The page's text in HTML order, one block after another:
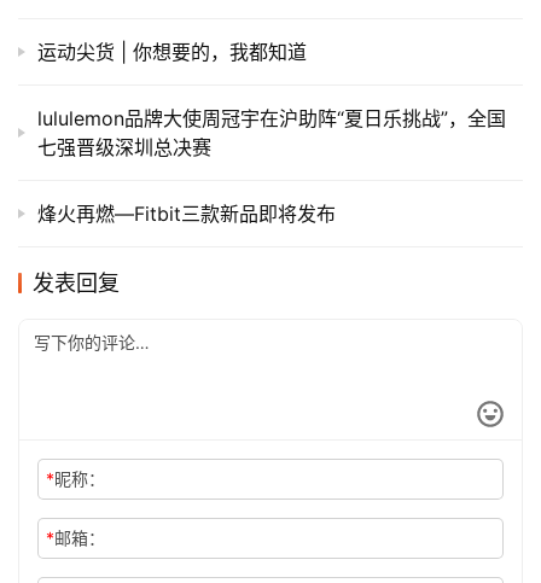
运动尖货 | 你想要的，我都知道
lululemon品牌大使周冠宇在沪助阵“夏日乐挑战”，全国
七强晋级深圳总决赛
烽火再燃—Fitbit三款新品即将发布
发表回复
*昵称：
*邮箱：